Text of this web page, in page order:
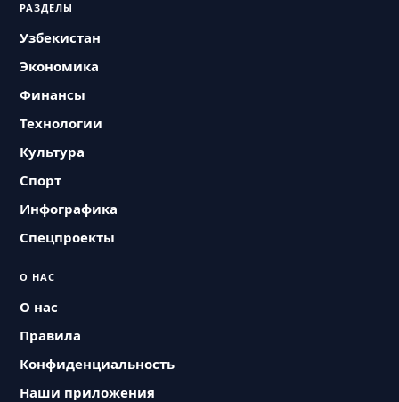
РАЗДЕЛЫ
Узбекистан
Экономика
Финансы
Технологии
Культура
Спорт
Инфографика
Спецпроекты
О НАС
О нас
Правила
Конфиденциальность
Наши приложения